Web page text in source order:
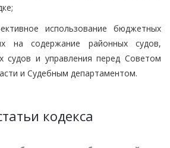
использование бюджетных
на содержание районных судов,
судов и управления перед Советом
и Судебным департаментом.
кодекса